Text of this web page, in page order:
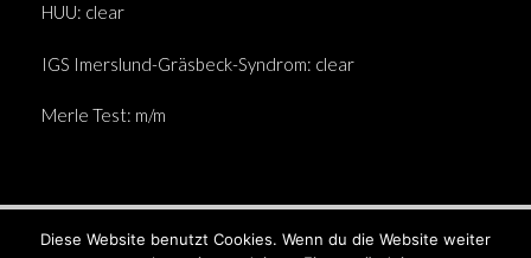
HUU: clear
IGS Imerslund-Gräsbeck-Syndrom: clear
Merle Test: m/m
Diese Website benutzt Cookies. Wenn du die Website weiter